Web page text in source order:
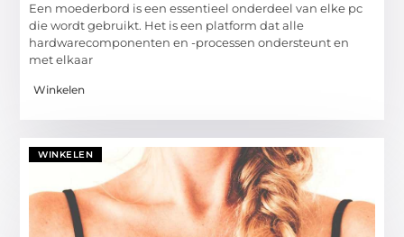
Een moederbord is een essentieel onderdeel van elke pc
die wordt gebruikt. Het is een platform dat alle
hardwarecomponenten en -processen ondersteunt en
met elkaar
Winkelen
WINKELEN